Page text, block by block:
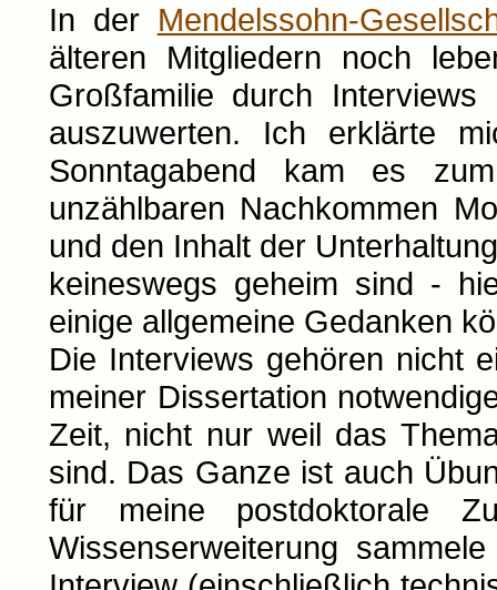
In der Mendelssohn-
älteren Mitgliedern noch
Großfamilie durch
auszuwerten. Ich erklärte
Sonntagabend kam es
unzählbaren Nachkommen
und den Inhalt der
keineswegs geheim sind -
einige allgemeine Gedanken
Die Interviews gehören nicht
meiner Dissertation
Zeit, nicht nur weil das
sind. Das Ganze ist auch
für meine postdoktorale
Wissenserweiterung